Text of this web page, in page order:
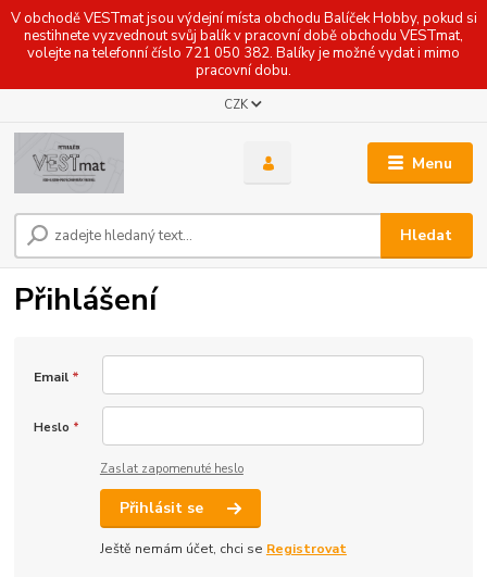
V obchodě VESTmat jsou výdejní místa obchodu Balíček Hobby, pokud si
nestihnete vyzvednout svůj balík v pracovní době obchodu VESTmat,
volejte na telefonní číslo 721 050 382. Balíky je možné vydat i mimo
pracovní dobu.
Menu
CZK
Hledat
Přihlášení
Email *
Heslo *
Zaslat zapomenuté heslo
Přihlásit se
Ještě nemám účet, chci se Registrovat